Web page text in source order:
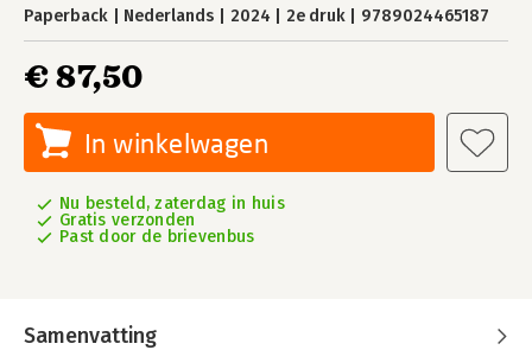
Paperback Nederlands 2024 2e druk 9789024465187
€ 87,50
In winkelwagen
Nu besteld, zaterdag in huis
Gratis verzonden
Past door de brievenbus
Samenvatting